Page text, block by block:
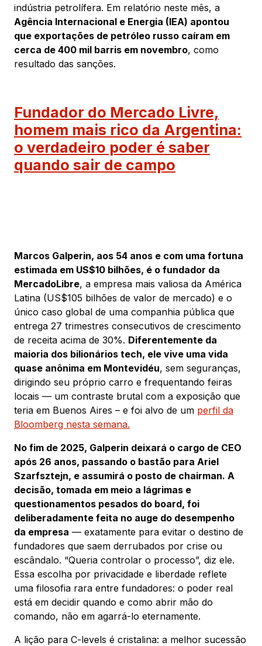
indústria petrolífera. Em relatório neste mês, a
Agência Internacional e Energia (IEA) apontou
que exportações de petróleo russo caíram em
cerca de 400 mil barris em novembro, como
resultado das sanções.
Fundador do Mercado Livre,
homem mais rico da Argentina:
o verdadeiro poder é saber
quando sair de campo
Marcos Galperin, aos 54 anos e com uma fortuna
estimada em US$10 bilhões, é o fundador da
MercadoLibre, a empresa mais valiosa da América
Latina (US$105 bilhões de valor de mercado) e o
único caso global de uma companhia pública que
entrega 27 trimestres consecutivos de crescimento
de receita acima de 30%. Diferentemente da
maioria dos bilionários tech, ele vive uma vida
quase anônima em Montevidéu, sem seguranças,
dirigindo seu próprio carro e frequentando feiras
locais — um contraste brutal com a exposição que
teria em Buenos Aires – e foi alvo de um perfil da
Bloomberg nesta semana.
No fim de 2025, Galperin deixará o cargo de CEO
após 26 anos, passando o bastão para Ariel
Szarfsztejn, e assumirá o posto de chairman. A
decisão, tomada em meio a lágrimas e
questionamentos pesados do board, foi
deliberadamente feita no auge do desempenho
da empresa — exatamente para evitar o destino de
fundadores que saem derrubados por crise ou
escândalo. “Queria controlar o processo”, diz ele.
Essa escolha por privacidade e liberdade reflete
uma filosofia rara entre fundadores: o poder real
está em decidir quando e como abrir mão do
comando, não em agarrá-lo eternamente.
A lição para C-levels é cristalina: a melhor sucessão